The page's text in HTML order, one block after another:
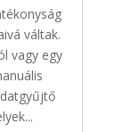
váltak.
vagy egy